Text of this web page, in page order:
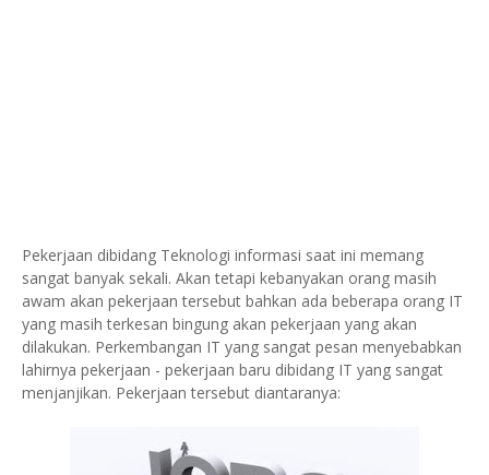
Pekerjaan dibidang Teknologi informasi saat ini memang
sangat banyak sekali. Akan tetapi kebanyakan orang masih
awam akan pekerjaan tersebut bahkan ada beberapa orang IT
yang masih terkesan bingung akan pekerjaan yang akan
dilakukan. Perkembangan IT yang sangat pesan menyebabkan
lahirnya pekerjaan - pekerjaan baru dibidang IT yang sangat
menjanjikan. Pekerjaan tersebut diantaranya: